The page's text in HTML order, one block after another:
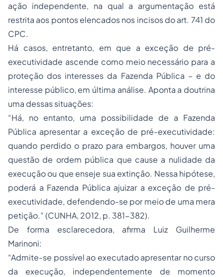
ação independente, na qual a argumentação está
restrita aos pontos elencados nos incisos do art. 741 do
CPC.
Há casos, entretanto, em que a exceção de pré-
executividade ascende como meio necessário para a
proteção dos interesses da Fazenda Pública – e do
interesse público, em última análise. Aponta a doutrina
uma dessas situações:
“Há, no entanto, uma possibilidade de a Fazenda
Pública apresentar a exceção de pré-executividade:
quando perdido o prazo para embargos, houver uma
questão de ordem pública que cause a nulidade da
execução ou que enseje sua extinção. Nessa hipótese,
poderá a Fazenda Pública ajuizar a exceção de pré-
executividade, defendendo-se por meio de uma mera
petição.” (CUNHA, 2012, p. 381-382).
De forma esclarecedora, afirma Luiz Guilherme
Marinoni:
“Admite-se possível ao executado apresentar no curso
da execução, independentemente de momento